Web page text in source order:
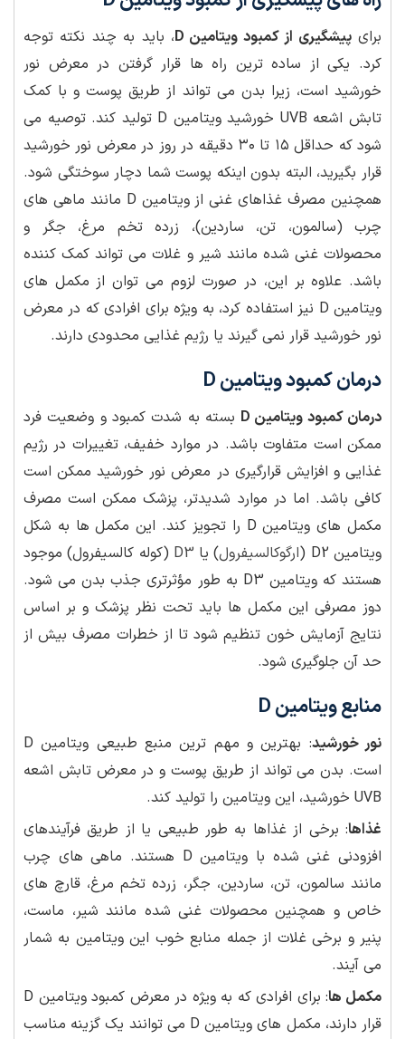
برایپیشگیری از کمبود ویتامین D
، باید به چند نکته توجه
کرد. یکی از ساده ترین راه ها قرار گرفتن در معرض نور
خورشید است، زیرا بدن می تواند از طریق پوست و با کمک
تابش اشعه UVB خورشید ویتامین D تولید کند. توصیه می
شود که حداقل ۱۵ تا ۳۰ دقیقه در روز در معرض نور خورشید
قرار بگیرید، البته بدون اینکه پوست شما دچار سوختگی شود.
همچنین مصرف غذاهای غنی از ویتامین D مانند ماهی های
چرب (سالمون، تن، ساردین)، زرده تخم مرغ، جگر و
محصولات غنی شده مانند شیر و غلات می تواند کمک کننده
باشد. علاوه بر این، در صورت لزوم می توان از مکمل های
ویتامین D نیز استفاده کرد، به ویژه برای افرادی که در معرض
نور خورشید قرار نمی گیرند یا رژیم غذایی محدودی دارند.
درمان کمبود ویتامین D
درمان کمبود ویتامین D
بسته به شدت کمبود و وضعیت فرد
ممکن است متفاوت باشد. در موارد خفیف، تغییرات در رژیم
غذایی و افزایش قرارگیری در معرض نور خورشید ممکن است
کافی باشد. اما در موارد شدیدتر، پزشک ممکن است مصرف
مکمل های ویتامین D را تجویز کند. این مکمل ها به شکل
ویتامین D2 (
ارگوکالسیفرول) یا D3 (کوله کالسیفرول) موجود
هستند که ویتامین D3 به طور مؤثرتری جذب بدن می شود.
دوز مصرفی این مکمل ها باید تحت نظر پزشک و بر اساس
نتایج آزمایش خون تنظیم شود تا از خطرات مصرف بیش از
حد آن جلوگیری شود.
منابع ویتامین D
نور خورشید
: بهترین و مهم ترین منبع طبیعی ویتامین D
است. بدن می تواند از طریق پوست و در معرض تابش اشعه
UVB خورشید، این ویتامین را تولید کند.
غذاها: برخی از غذاها به طور طبیعی یا از طریق فرآیندهای
افزودنی غنی شده با ویتامین D هستند. ماهی های چرب
مانند سالمون، تن، ساردین، جگر، زرده تخم مرغ، قارچ های
خاص و همچنین محصولات غنی شده مانند شیر، ماست،
پنیر و برخی غلات از جمله منابع خوب این ویتامین به شمار
می آیند.
مکمل ها
: برای افرادی که به ویژه در معرض کمبود ویتامین D
قرار دارند، مکمل های ویتامین D می توانند یک گزینه مناسب